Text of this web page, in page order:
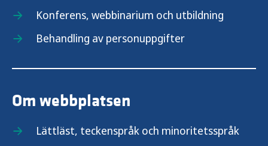
Konferens, webbinarium och utbildning
Behandling av personuppgifter
Om webbplatsen
Lättläst, teckenspråk och minoritetsspråk